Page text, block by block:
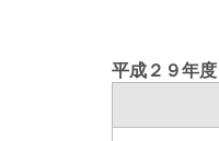
平成２９年